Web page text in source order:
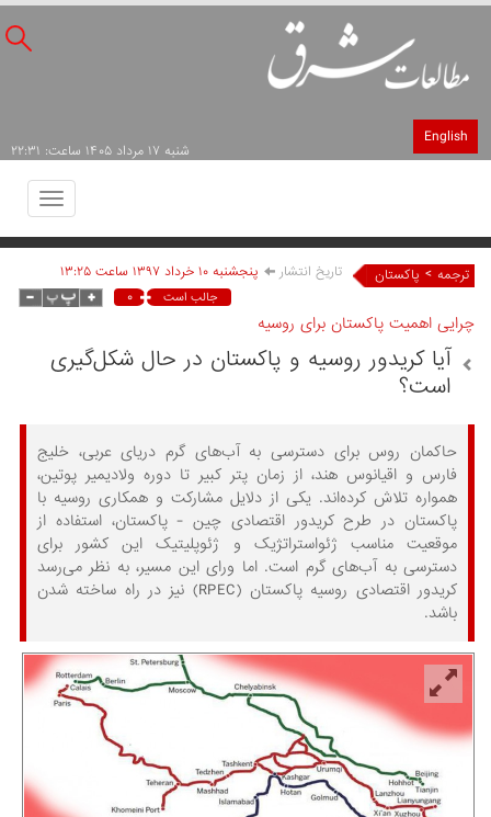
English
شنبه ۱۷ مرداد ۱۴۰۵ ساعت: ۲۲:۳۱
Toggle
ترجمه > پاکستان تاریخ انتشار پنجشنبه ۱۰ خرداد ۱۳۹۷ ساعت ۱۳:۲۵
جالب است ۰
چرایی اهمیت پاکستان برای روسیه
آیا کریدور روسیه و پاکستان در حال شکل‌گیری
است؟
حاکمان روس برای دسترسی به آب‌های گرم دریای عربی، خلیج
فارس و اقیانوس هند، از زمان پتر کبیر تا دوره ولادیمیر پوتین،
همواره تلاش کرده‌اند. یکی از دلایل مشارکت و همکاری روسیه با
پاکستان در طرح کریدور اقتصادی چین - پاکستان، استفاده از
موقعیت مناسب ژئواستراتژیک و ژئوپلیتیک این کشور برای
دسترسی به آب‌های گرم است. اما ورای این مسیر، به نظر می‌رسد
کریدور اقتصادی روسیه پاکستان (RPEC) نیز در راه ساخته شدن
باشد.